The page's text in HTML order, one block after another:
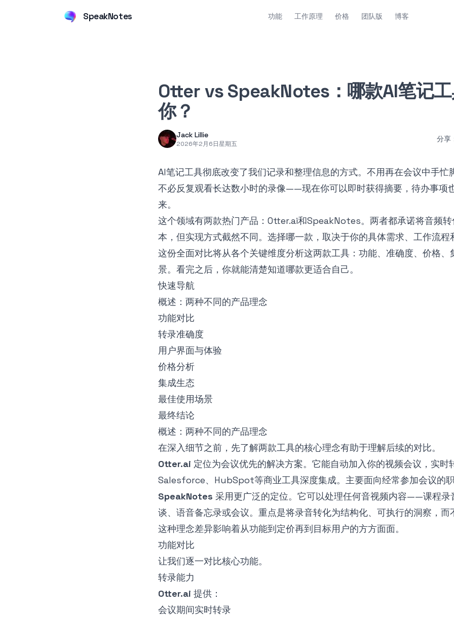
SpeakNotes 功能 工作原理 价格 团队版 博客
Otter vs SpeakNotes：哪款AI笔记
你？
Jack Lillie
2026年2月6日星期五
分享
AI笔记工具彻底改变了我们记录和整理信息的方式。不用再在会议中手忙
不必反复观看长达数小时的录像——现在你可以即时获得摘要，待办事项
来。
这个领域有两款热门产品：Otter.ai和SpeakNotes。两者都承诺将音频
本，但实现方式截然不同。选择哪一款，取决于你的具体需求、工作流程
这份全面对比将从各个关键维度分析这两款工具：功能、准确度、价格、
景。看完之后，你就能清楚知道哪款更适合自己。
快速导航
概述：两种不同的产品理念
功能对比
转录准确度
用户界面与体验
价格分析
集成生态
最佳使用场景
最终结论
概述：两种不同的产品理念
在深入细节之前，先了解两款工具的核心理念有助于理解后续的对比。
Otter.ai 定位为会议优先的解决方案。它能自动加入你的视频会议，实时
Salesforce、HubSpot等商业工具深度集成。主要面向经常参加会议的职
SpeakNotes 采用更广泛的定位。它可以处理任何音视频内容——课程录
谈、语音备忘录或会议。重点是将录音转化为结构化、可执行的洞察，而
这种理念差异影响着从功能到定价再到目标用户的方方面面。
功能对比
让我们逐一对比核心功能。
转录能力
Otter.ai 提供：
会议期间实时转录